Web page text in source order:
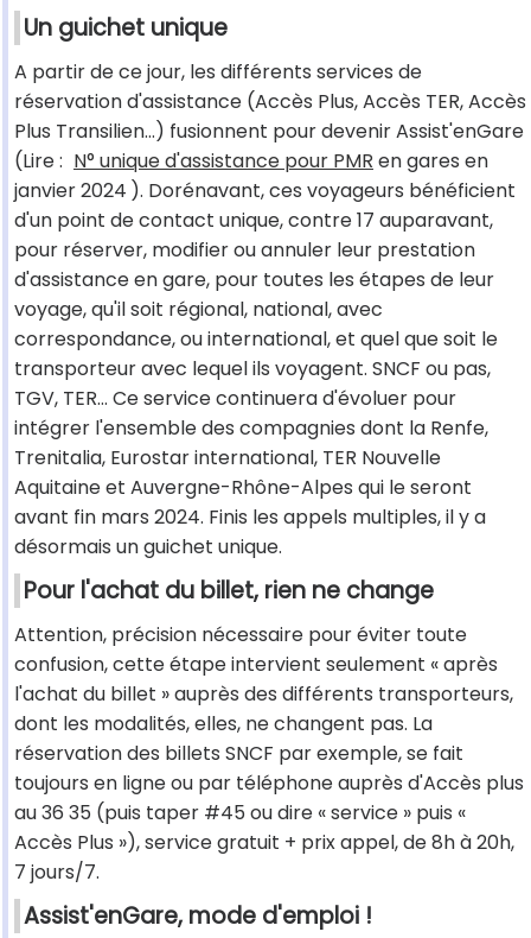
Un guichet unique
A partir de ce jour, les différents services de
réservation d'assistance (Accès Plus, Accès TER, Accès
Plus Transilien…) fusionnent pour devenir Assist'enGare
(Lire : N° unique d'assistance pour PMR en gares en
janvier 2024 ). Dorénavant, ces voyageurs bénéficient
d'un point de contact unique, contre 17 auparavant,
pour réserver, modifier ou annuler leur prestation
d'assistance en gare, pour toutes les étapes de leur
voyage, qu'il soit régional, national, avec
correspondance, ou international, et quel que soit le
transporteur avec lequel ils voyagent. SNCF ou pas,
TGV, TER… Ce service continuera d'évoluer pour
intégrer l'ensemble des compagnies dont la Renfe,
Trenitalia, Eurostar international, TER Nouvelle
Aquitaine et Auvergne-Rhône-Alpes qui le seront
avant fin mars 2024. Finis les appels multiples, il y a
désormais un guichet unique.
Pour l'achat du billet, rien ne change
Attention, précision nécessaire pour éviter toute
confusion, cette étape intervient seulement « après
l'achat du billet » auprès des différents transporteurs,
dont les modalités, elles, ne changent pas. La
réservation des billets SNCF par exemple, se fait
toujours en ligne ou par téléphone auprès d'Accès plus
au 36 35 (puis taper #45 ou dire « service » puis «
Accès Plus »), service gratuit + prix appel, de 8h à 20h,
7 jours/7.
Assist'enGare, mode d'emploi !